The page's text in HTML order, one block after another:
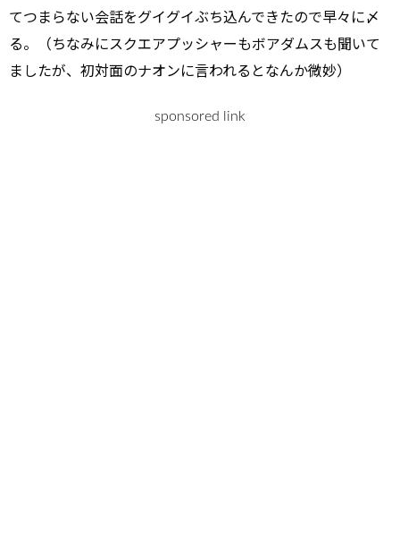
てつまらない会話をグイグイぶち込んできたので早々に〆
る。（ちなみにスクエアプッシャーもボアダムスも聞いて
ましたが、初対面のナオンに言われるとなんか微妙）
sponsored link